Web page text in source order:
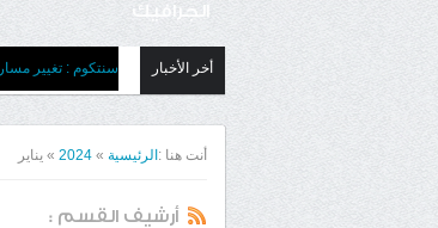
الجرافيك
أخر الأخبار سنتكوم : تغيير مسار 48 سفينة في مضيق هرمز
أنت هنا : الرئيسية »
2024
» يناير
أرشيف القسم :